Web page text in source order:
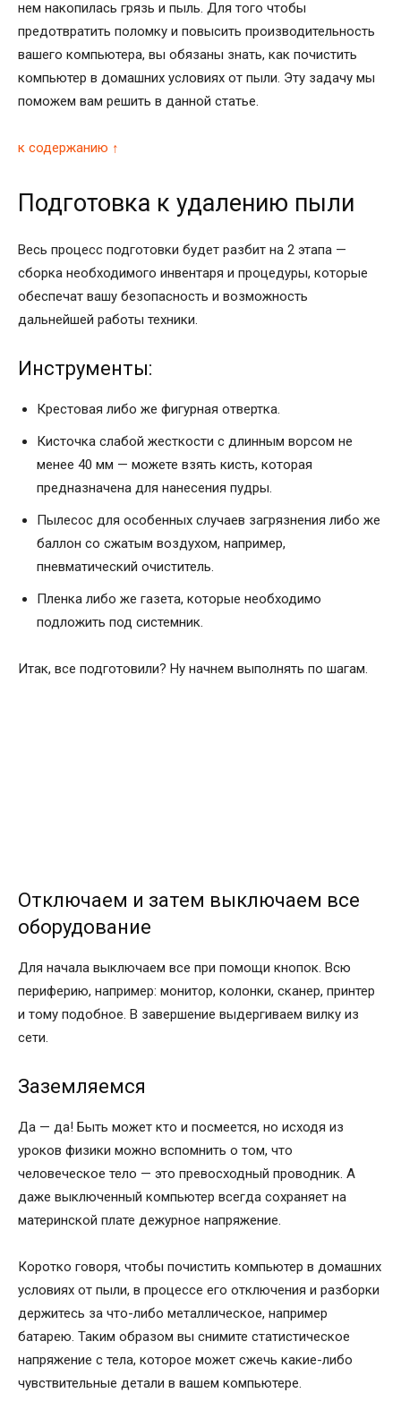
нем накопилась грязь и пыль. Для того чтобы
предотвратить поломку и повысить производительность
вашего компьютера, вы обязаны знать, как почистить
компьютер в домашних условиях от пыли. Эту задачу мы
поможем вам решить в данной статье.
к содержанию ↑
Подготовка к удалению пыли
Весь процесс подготовки будет разбит на 2 этапа —
сборка необходимого инвентаря и процедуры, которые
обеспечат вашу безопасность и возможность
дальнейшей работы техники.
Инструменты:
Крестовая либо же фигурная отвертка.
Кисточка слабой жесткости с длинным ворсом не
менее 40 мм — можете взять кисть, которая
предназначена для нанесения пудры.
Пылесос для особенных случаев загрязнения либо же
баллон со сжатым воздухом, например,
пневматический очиститель.
Пленка либо же газета, которые необходимо
подложить под системник.
Итак, все подготовили? Ну начнем выполнять по шагам.
Отключаем и затем выключаем все
оборудование
Для начала выключаем все при помощи кнопок. Всю
периферию, например: монитор, колонки, сканер, принтер
и тому подобное. В завершение выдергиваем вилку из
сети.
Заземляемся
Да — да! Быть может кто и посмеется, но исходя из
уроков физики можно вспомнить о том, что
человеческое тело — это превосходный проводник. А
даже выключенный компьютер всегда сохраняет на
материнской плате дежурное напряжение.
Коротко говоря, чтобы почистить компьютер в домашних
условиях от пыли, в процессе его отключения и разборки
держитесь за что-либо металлическое, например
батарею. Таким образом вы снимите статистическое
напряжение с тела, которое может сжечь какие-либо
чувствительные детали в вашем компьютере.